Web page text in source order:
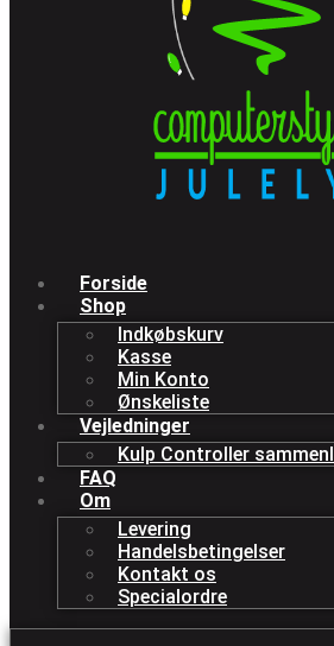
Forside
Shop
Indkøbskurv
Kasse
Min Konto
Ønskeliste
Vejledninger
Kulp Controller
FAQ
Om
Levering
Handelsbetingelser
Kontakt os
Specialordre